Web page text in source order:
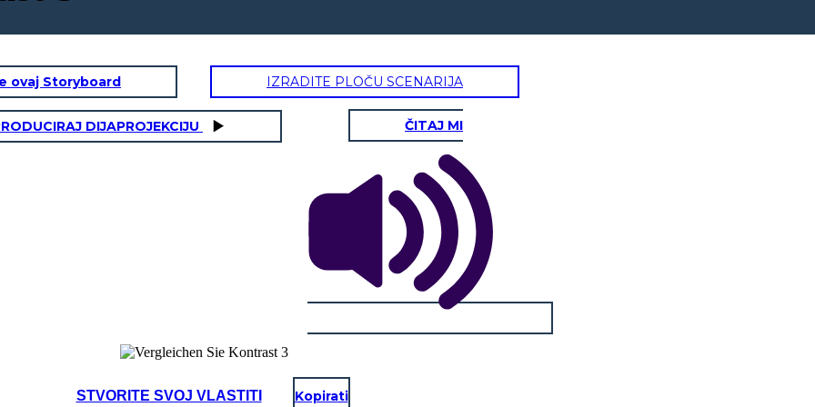
ovaj Storyboard IZRADITE PLOČU SCENARIJA
DIJAPROJEKCIJU ČITAJ MI
STVORITE SVOJ VLASTITI Kopirati